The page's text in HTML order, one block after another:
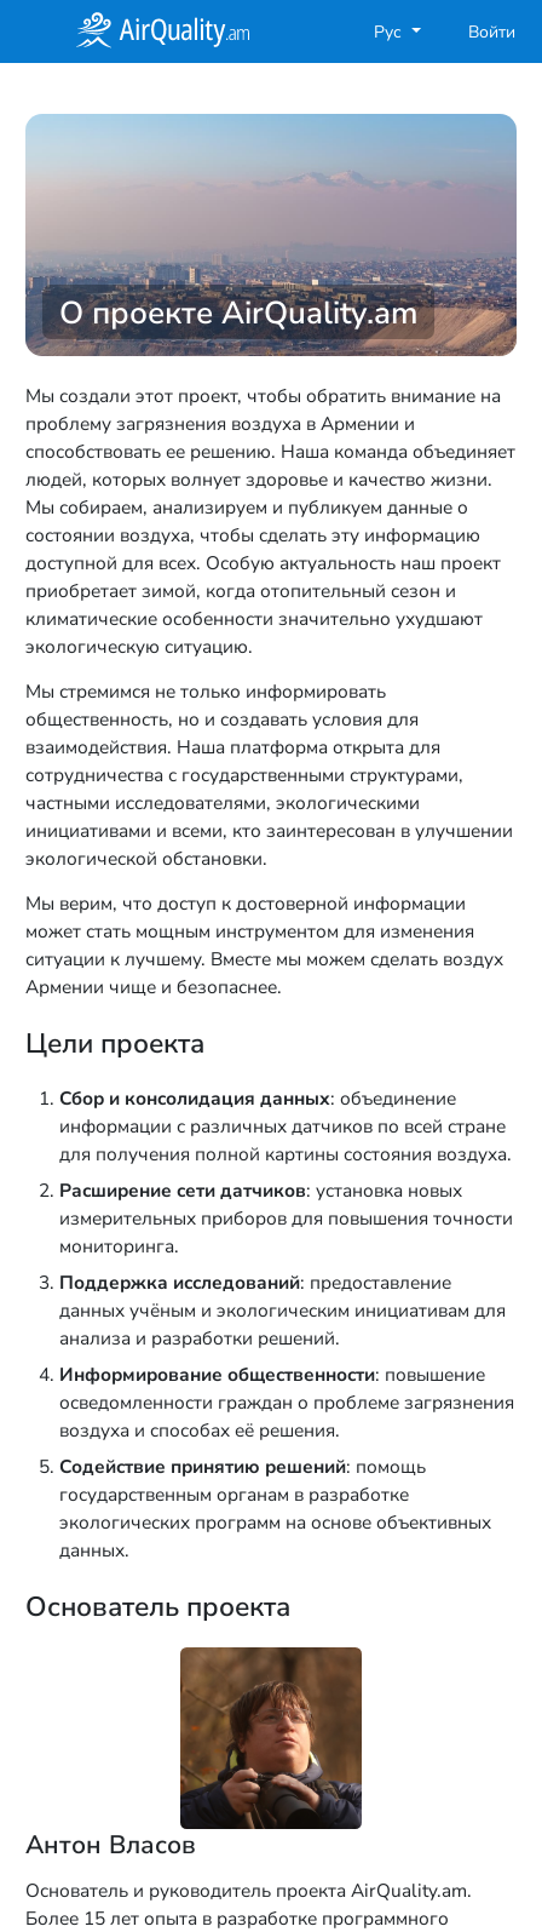
Рус Войти
О проекте AirQuality.am
Мы создали этот проект, чтобы обратить внимание на
проблему загрязнения воздуха в Армении и
способствовать ее решению. Наша команда объединяет
людей, которых волнует здоровье и качество жизни.
Мы собираем, анализируем и публикуем данные о
состоянии воздуха, чтобы сделать эту информацию
доступной для всех. Особую актуальность наш проект
приобретает зимой, когда отопительный сезон и
климатические особенности значительно ухудшают
экологическую ситуацию.
Мы стремимся не только информировать
общественность, но и создавать условия для
взаимодействия. Наша платформа открыта для
сотрудничества с государственными структурами,
частными исследователями, экологическими
инициативами и всеми, кто заинтересован в улучшении
экологической обстановки.
Мы верим, что доступ к достоверной информации
может стать мощным инструментом для изменения
ситуации к лучшему. Вместе мы можем сделать воздух
Армении чище и безопаснее.
Цели проекта
Сбор и консолидация данных: объединение
информации с различных датчиков по всей стране
для получения полной картины состояния воздуха.
Расширение сети датчиков: установка новых
измерительных приборов для повышения точности
мониторинга.
Поддержка исследований: предоставление
данных учёным и экологическим инициативам для
анализа и разработки решений.
Информирование общественности: повышение
осведомленности граждан о проблеме загрязнения
воздуха и способах её решения.
Содействие принятию решений: помощь
государственным органам в разработке
экологических программ на основе объективных
данных.
Основатель проекта
Антон Власов
Основатель и руководитель проекта AirQuality.am.
Более 15 лет опыта в разработке программного